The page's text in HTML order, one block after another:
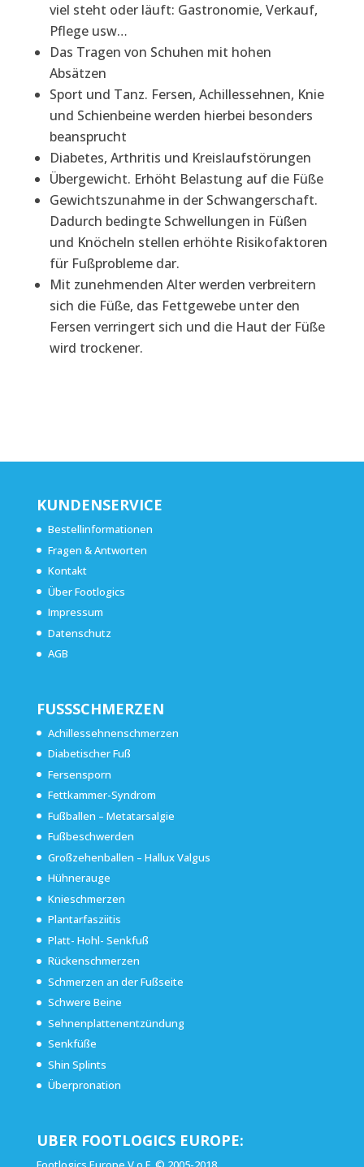
viel steht oder läuft: Gastronomie, Verkauf,
Pflege usw…
Das Tragen von Schuhen mit hohen
Absätzen
Sport und Tanz. Fersen, Achillessehnen, Knie
und Schienbeine werden hierbei besonders
beansprucht
Diabetes, Arthritis und Kreislaufstörungen
Übergewicht. Erhöht Belastung auf die Füße
Gewichtszunahme in der Schwangerschaft.
Dadurch bedingte Schwellungen in Füßen
und Knöcheln stellen erhöhte Risikofaktoren
für Fußprobleme dar.
Mit zunehmenden Alter werden verbreitern
sich die Füße, das Fettgewebe unter den
Fersen verringert sich und die Haut der Füße
wird trockener.
KUNDENSERVICE
Bestellinformationen
Fragen & Antworten
Kontakt
Über Footlogics
Impressum
Datenschutz
AGB
FUSSSCHMERZEN
Achillessehnenschmerzen
Diabetischer Fuß
Fersensporn
Fettkammer-Syndrom
Fußballen – Metatarsalgie
Fußbeschwerden
Großzehenballen – Hallux Valgus
Hühnerauge
Knieschmerzen
Plantarfasziitis
Platt- Hohl- Senkfuß
Rückenschmerzen
Schmerzen an der Fußseite
Schwere Beine
Sehnenplattenentzündung
Senkfüße
Shin Splints
Überpronation
UBER FOOTLOGICS EUROPE: